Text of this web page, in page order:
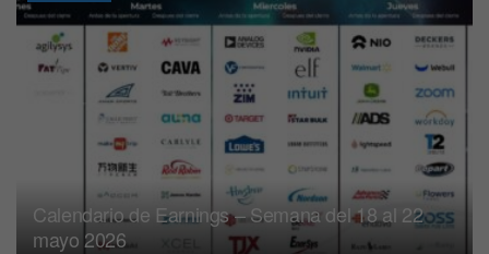
Calendario de Earnings – Semana del 18 al 22
mayo 2026